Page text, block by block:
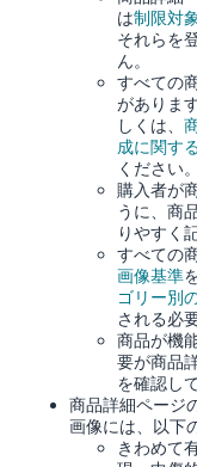
は制限対
それらを
ん。
すべての
があります
しくは、
成に関す
ください。
購入者が
うに、商
りやすく
すべての
画像基準
ゴリー別
される必
商品が機
要が商品
を確認し
商品詳細ページ
画像には、以下
きわめて